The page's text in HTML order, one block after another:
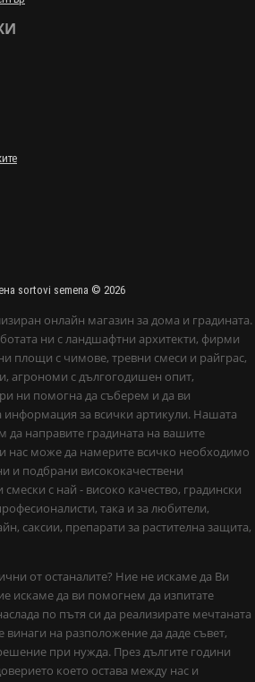
sortovi semena © 2026
онлайн магазин за дома и градината.
ни с ландшафтни архитекти, фирми
площи с чимове, тревни смеси и райграс,
агрономи с дългогодишен опит,
ни помогна да съберем и да ви
за всички артикули. Нашата
да направите градината на вашите
нас може да намерите всичко необходимо
и подбрани висококачествени
с най - високо качество, градински
така и за любители,
саксии, препарати за растителна защита,
от останалите? Ние не искаме да Ви
искаме да ви помогнем да изпитате
по пътя си да реализирате мечтаната
на разположение да даде съвет,
при нужда. През дългите години
което остава между нас и